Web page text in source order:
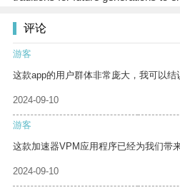
评论
游客
这款app的用户群体非常庞大，我可以结
2024-09-10
游客
这款加速器VPM应用程序已经为我们带
2024-09-10